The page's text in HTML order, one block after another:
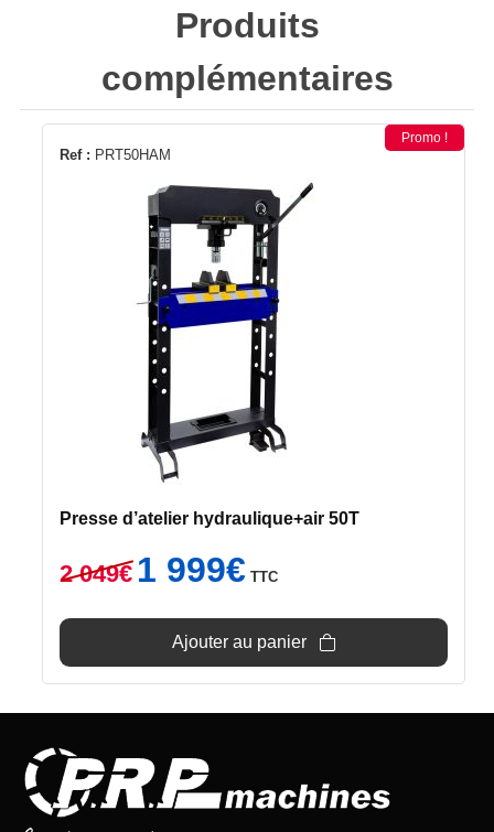
Produits
complémentaires
Ref : PRT50HAM
Promo !
Presse d’atelier hydraulique+air 50T
2 049€
Le
prix
était :
049€.
1 999€prix
est :
999€.
TTC
Ajouter au panier